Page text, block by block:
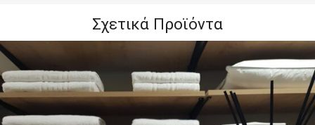
Σχετικά Προϊόντα